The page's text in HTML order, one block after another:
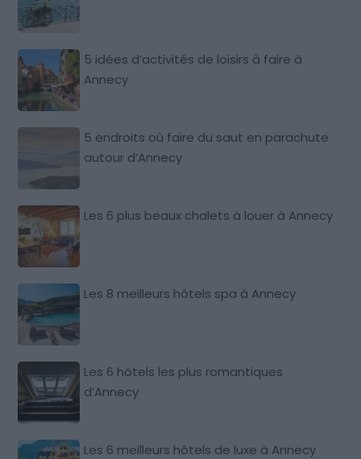
5 idées d’activités de loisirs à faire à
Annecy
5 endroits où faire du saut en parachute
autour d’Annecy
Les 6 plus beaux chalets à louer à Annecy
Les 8 meilleurs hôtels spa à Annecy
Les 6 hôtels les plus romantiques
d’Annecy
Les 6 meilleurs hôtels de luxe à Annecy